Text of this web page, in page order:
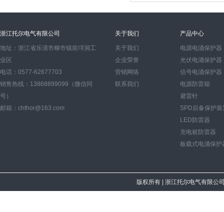
浙江托尔电气有限公司
地址：浙江省乐清市柳市镇前垟洞工
业区
电话：0577-62677703
销售热线：13868899099（微信同
号）
邮箱：chthor@163.com
关于我们
关于我们
企业荣誉
营销网络
联系我们
产品中心
电源电涌保护器
光伏电涌保护器
信号电涌保护器
电源防雷箱
避雷针
SPD后备保护装
LED防雷器
充电桩防雷器
板载式电涌保护
版权所有| 浙江托尔电气有限公